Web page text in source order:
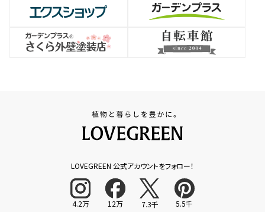
LOVEGREEN 公式アカウントをフォロー！
4.2万 12万 7.3千 5.5千